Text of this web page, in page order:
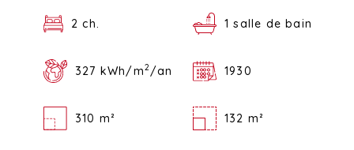
2 ch. 1 salle de bain
327 kWh/m2 /an 1930
310 m² 132 m²